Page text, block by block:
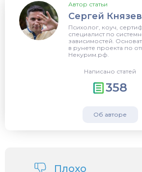
Автор статьи
Сергей Князев
Психолог, коуч,
специалист по
зависимостей.
в рунете проекта по
Некурим.рф.
Написано статей
358
Об авторе
Плохо